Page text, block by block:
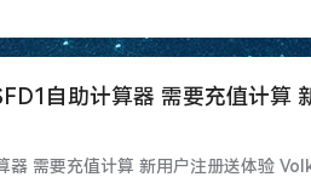
自助计算器 需要充值计算
器 需要充值计算 新用户注册送体验